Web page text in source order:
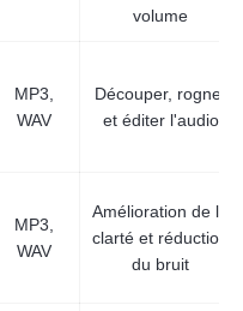
volume
MP3,
WAV
Découper, rogner
et éditer l'audio
MP3,
WAV
Amélioration de la
clarté et réduction
du bruit